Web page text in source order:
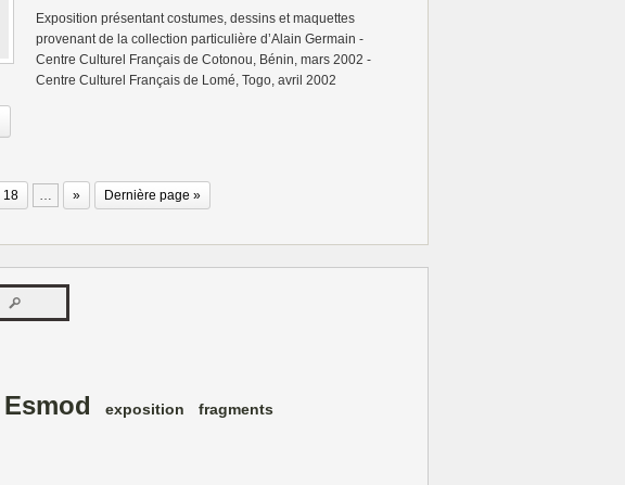
Exposition présentant costumes, dessins et maquettes
provenant de la collection particulière d’Alain Germain -
Centre Culturel Français de Cotonou, Bénin, mars 2002 -
Centre Culturel Français de Lomé, Togo, avril 2002
18 … » Dernière page »
Esmod exposition fragments